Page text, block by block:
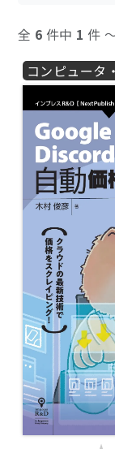
全 6 件中 1 件
コンピュータ